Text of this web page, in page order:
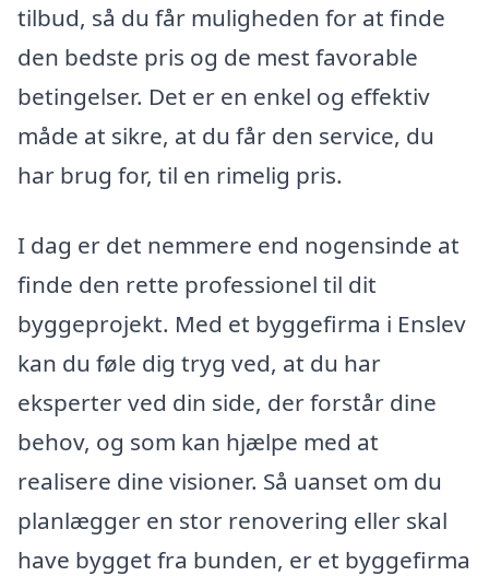
tilbud, så du får muligheden for at finde
den bedste pris og de mest favorable
betingelser. Det er en enkel og effektiv
måde at sikre, at du får den service, du
har brug for, til en rimelig pris.
I dag er det nemmere end nogensinde at
finde den rette professionel til dit
byggeprojekt. Med et byggefirma i Enslev
kan du føle dig tryg ved, at du har
eksperter ved din side, der forstår dine
behov, og som kan hjælpe med at
realisere dine visioner. Så uanset om du
planlægger en stor renovering eller skal
have bygget fra bunden, er et byggefirma